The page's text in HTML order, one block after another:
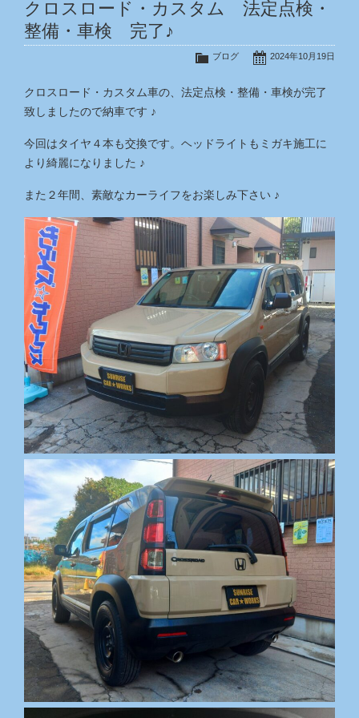
クロスロード・カスタム 法定点検・
整備・車検 完了♪
2024年10月19日
ブログ
クロスロード・カスタム車の、法定点検・整備・車検が完了
致しましたので納車です ♪
今回はタイヤ４本も交換です。ヘッドライトもミガキ施工に
より綺麗になりました ♪
また２年間、素敵なカーライフをお楽しみ下さい ♪